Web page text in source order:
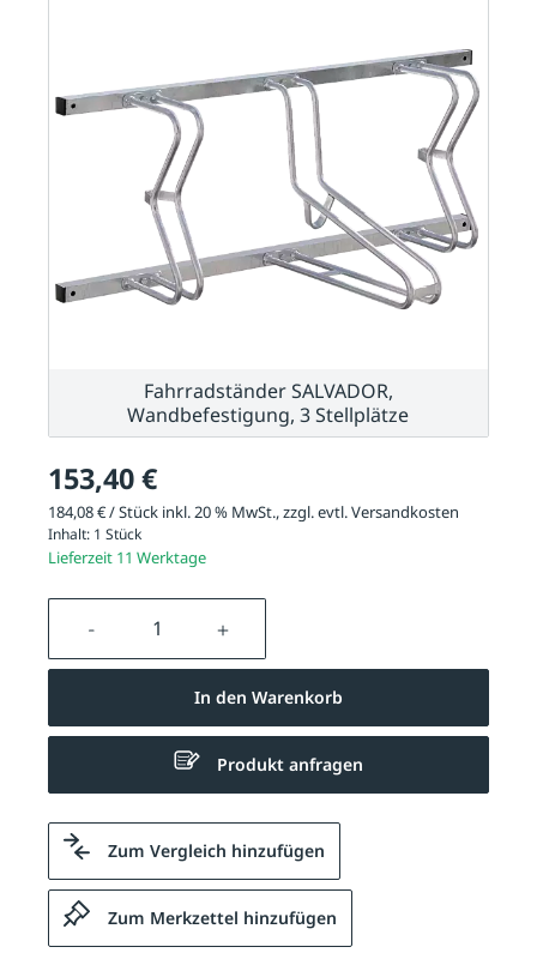
153,40 €
184,08 € / Stück inkl. 20 % MwSt., zzgl. evtl.Versandkosten
Inhalt: 1 Stück
Lieferzeit 11 Werktage
Produkt Anzahl: Gib den
In den Warenkorb
Produkt anfragen
Zum Vergleich hinzufügen
Zum Merkzettel hinzufügen
Fahrradständer SALVADOR,
Wandbefestigung, 3 Stellplätze